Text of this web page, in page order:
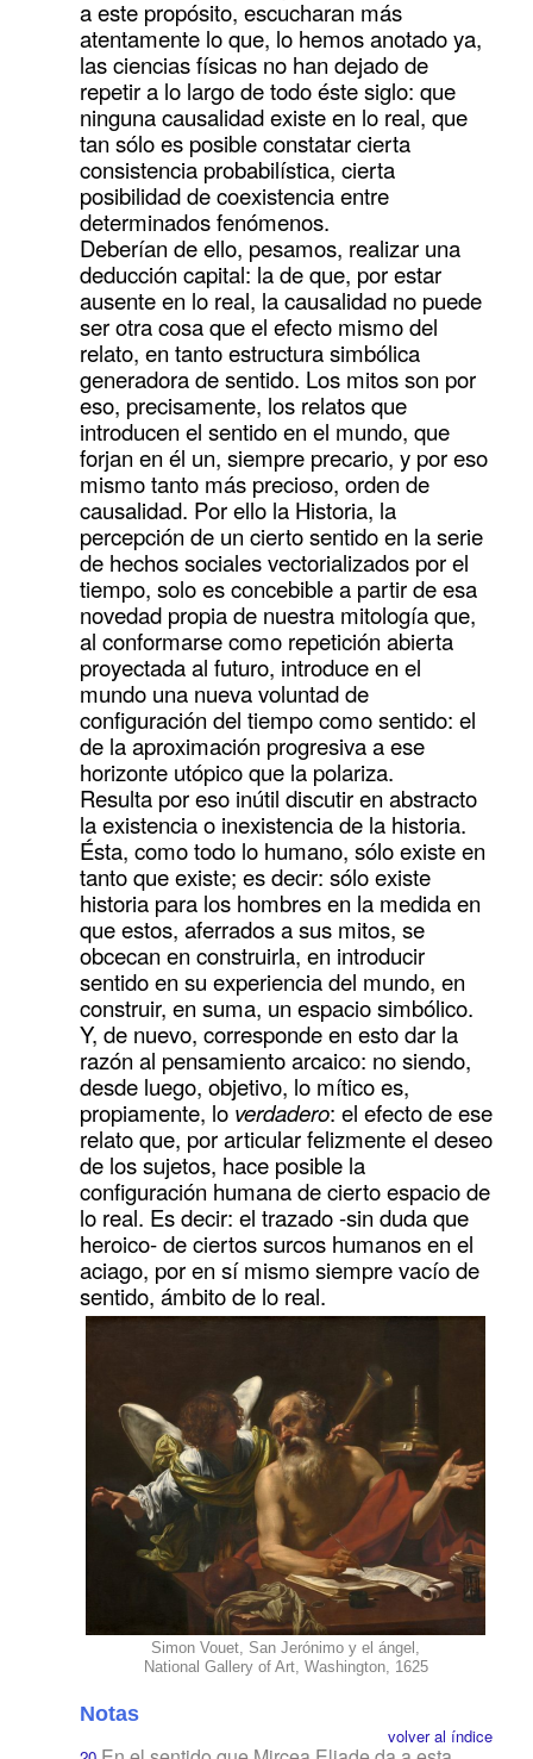
a este propósito, escucharan más
atentamente lo que, lo hemos anotado ya,
las ciencias físicas no han dejado de
repetir a lo largo de todo éste siglo: que
ninguna causalidad existe en lo real, que
tan sólo es posible constatar cierta
consistencia probabilística, cierta
posibilidad de coexistencia entre
determinados fenómenos.
Deberían de ello, pesamos, realizar una
deducción capital: la de que, por estar
ausente en lo real, la causalidad no puede
ser otra cosa que el efecto mismo del
relato, en tanto estructura simbólica
generadora de sentido. Los mitos son por
eso, precisamente, los relatos que
introducen el sentido en el mundo, que
forjan en él un, siempre precario, y por eso
mismo tanto más precioso, orden de
causalidad. Por ello la Historia, la
percepción de un cierto sentido en la serie
de hechos sociales vectorializados por el
tiempo, solo es concebible a partir de esa
novedad propia de nuestra mitología que,
al conformarse como repetición abierta
proyectada al futuro, introduce en el
mundo una nueva voluntad de
configuración del tiempo como sentido: el
de la aproximación progresiva a ese
horizonte utópico que la polariza.
Resulta por eso inútil discutir en abstracto
la existencia o inexistencia de la historia.
Ésta, como todo lo humano, sólo existe en
tanto que existe; es decir: sólo existe
historia para los hombres en la medida en
que estos, aferrados a sus mitos, se
obcecan en construirla, en introducir
sentido en su experiencia del mundo, en
construir, en suma, un espacio simbólico.
Y, de nuevo, corresponde en esto dar la
razón al pensamiento arcaico: no siendo,
desde luego, objetivo, lo mítico es,
propiamente, lo verdadero: el efecto de ese
relato que, por articular felizmente el deseo
de los sujetos, hace posible la
configuración humana de cierto espacio de
lo real. Es decir: el trazado -sin duda que
heroico- de ciertos surcos humanos en el
aciago, por en sí mismo siempre vacío de
sentido, ámbito de lo real.
Simon Vouet, San Jerónimo y el ángel,
National Gallery of Art, Washington, 1625
Notas
volver al índice